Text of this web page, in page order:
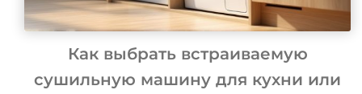
Как выбрать встраиваемую
сушильную машину для кухни или